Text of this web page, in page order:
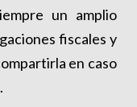
un amplio
fiscales y
en caso